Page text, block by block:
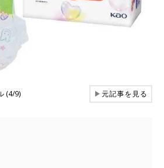
(4/9) ▶元記事を見る